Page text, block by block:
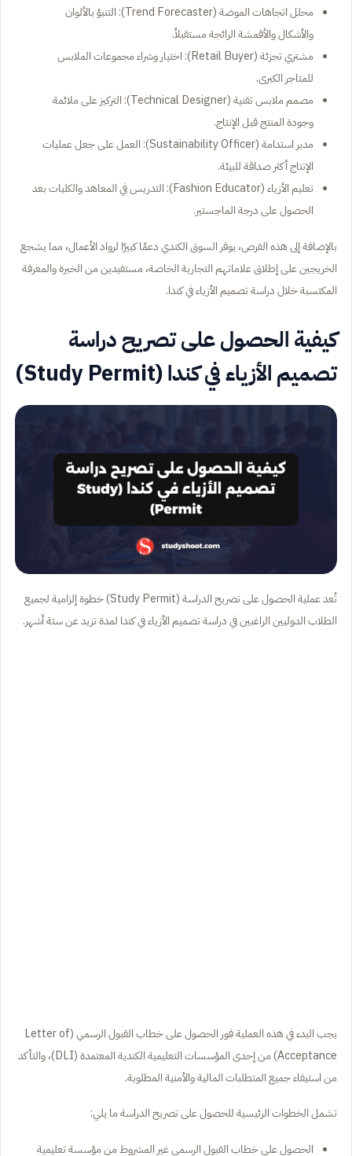
محلل اتجاهات الموضة (Trend Forecaster): التنبؤ بالألوان
والأشكال والأقمشة الرائجة مستقبلاً.
مشتري تجزئة (Retail Buyer): اختيار وشراء مجموعات الملابس
للمتاجر الكبرى.
مصمم ملابس تقنية (Technical Designer): التركيز على ملائمة
وجودة المنتج قبل الإنتاج.
مدير استدامة (Sustainability Officer): العمل على جعل عمليات
الإنتاج أكثر صداقة للبيئة.
تعليم الأزياء (Fashion Educator): التدريس في المعاهد والكليات بعد
الحصول على درجة الماجستير.
بالإضافة إلى هذه الفرص، يوفر السوق الكندي دعمًا كبيرًا لرواد الأعمال، مما يشجع
الخريجين على إطلاق علاماتهم التجارية الخاصة، مستفيدين من الخبرة والمعرفة
المكتسبة خلال دراسة تصميم الأزياء في كندا.
كيفية الحصول على تصريح دراسة
تصميم الأزياء في كندا (Study Permit)
تُعد عملية الحصول على تصريح الدراسة (Study Permit) خطوة إلزامية لجميع
الطلاب الدوليين الراغبين في دراسة تصميم الأزياء في كندا لمدة تزيد عن ستة أشهر.
يجب البدء في هذه العملية فور الحصول على خطاب القبول الرسمي (Letter of
Acceptance) من إحدى المؤسسات التعليمية الكندية المعتمدة (DLI)، والتأكد
من استيفاء جميع المتطلبات المالية والأمنية المطلوبة.
تشمل الخطوات الرئيسية للحصول على تصريح الدراسة ما يلي:
الحصول على خطاب القبول الرسمي غير المشروط من مؤسسة تعليمية